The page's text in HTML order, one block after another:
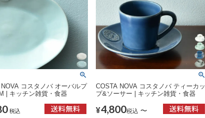
コスタノバ オーバルプ
| キッチン雑貨・食器
税込
COSTA NOVA コスタノバ ティーカッ
プ&ソーサー | キッチン雑貨・食器
¥4,800税込 〜